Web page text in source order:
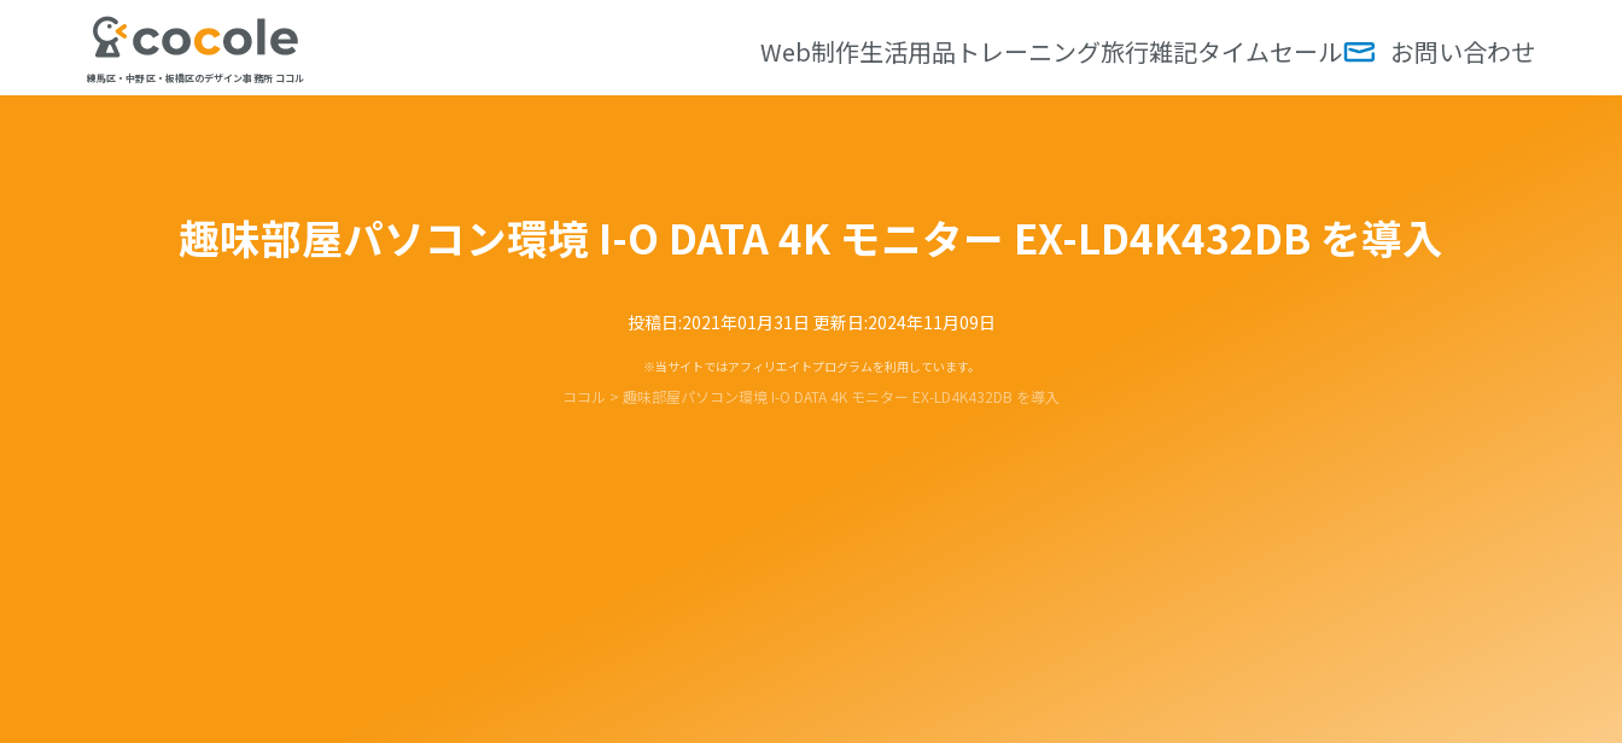
練馬区・中野区・板橋区のデザイン事務所 ココル
Web制作生活用品 トレーニング旅行雑記タイムセール お問い合わせ
趣味部屋パソコン環境 I-O DATA 4K モニター EX-LD4K432DB を導入
投稿日:2021年01月31日 更新日:2024年11月09日
※当サイトではアフィリエイトプログラムを利用しています。
ココル > 趣味部屋パソコン環境 I-O DATA 4K モニター EX-LD4K432DB を導入